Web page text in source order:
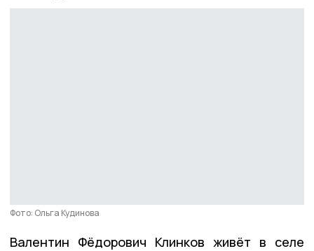
Фото: Ольга Кудинова
Валентин Фёдорович Клинков живёт в селе